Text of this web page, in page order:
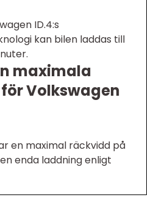
ID.4:s
kan bilen laddas till
maximala
Volkswagen
en maximal räckvidd på
enda laddning enligt